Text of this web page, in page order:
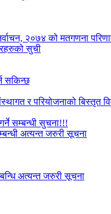
२०७४ को मतगणना
सुची
सकिन्छ
र परियोजनाको बिस्तृत
सम्बन्धी सुचना!!!
अत्यन्त जरुरी सूचना
अत्यन्त जरुरी सूचना